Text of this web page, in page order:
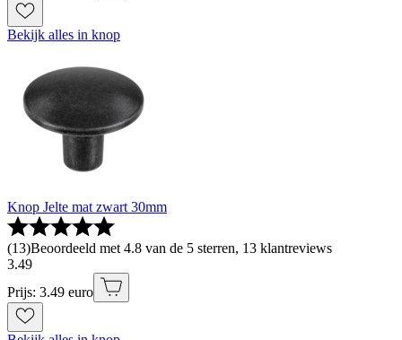
Bekijk alles in knop
Knop Jelte mat zwart 30mm
(13)Beoordeeld met 4.8 van de 5 sterren, 13 klantreviews
3.49
Prijs: 3.49 euro